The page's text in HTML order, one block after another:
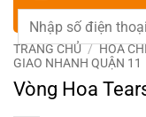
TRANG CHỦ / HOA
GIAO NHANH QUẬN 11
Vòng Hoa